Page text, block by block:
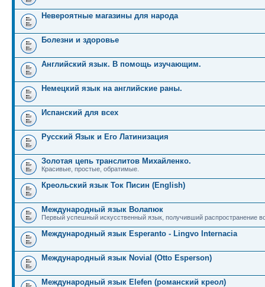
Невероятные магазины для народа
Болезни и здоровье
Английский язык. В помощь изучающим.
Немецкий язык на английские раны.
Испанский для всех
Русский Язык и Его Латинизация
Золотая цепь транслитов Михайленко.
Красивые, простые, обратимые.
Креольский язык Ток Писин (English)
Международный язык Волапюк
Первый успешный искусственный язык, получивший распространение
Международный язык Esperanto - Lingvo Internacia
Международный язык Novial (Otto Esperson)
Международный язык Elefen (романский креол)